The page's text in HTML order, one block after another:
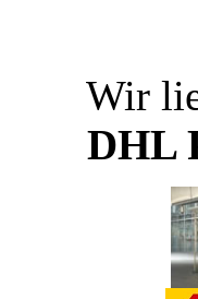
Wir
DHL